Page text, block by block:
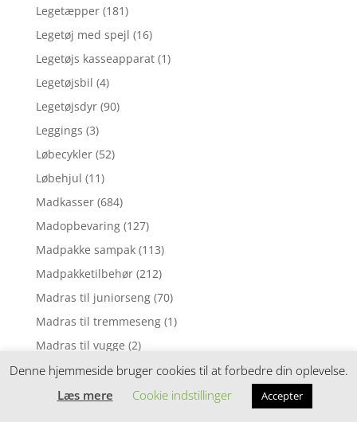
Legetæpper (181)
Legetøj med spejl (16)
Legetøjs kasseapparat (1)
Legetøjsbil (4)
Legetøjsdyr (90)
Leggings (3)
Løbecykler (52)
Løbehjul (11)
Madkasser (684)
Madopbevaring (127)
Madpakke sampak (113)
Madpakketilbehør (212)
Madras til juniorseng (70)
Madras til tremmeseng (1)
Madras til vugge (2)
Madrasser (257)
Mavebælter (3)
Denne hjemmeside bruger cookies til at forbedre din oplevelse.
Læs mere
Cookie indstillinger Accepter